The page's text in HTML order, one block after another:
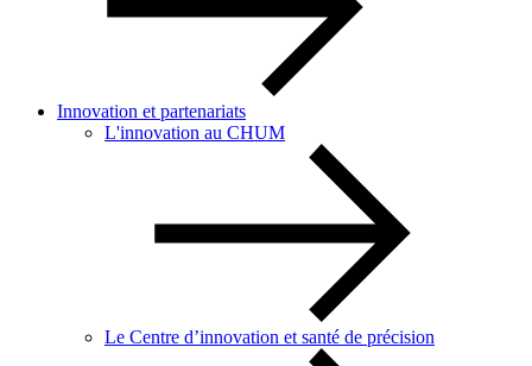
Innovation et partenariats
L'innovation au CHUM
Le Centre d’innovation et santé de précision